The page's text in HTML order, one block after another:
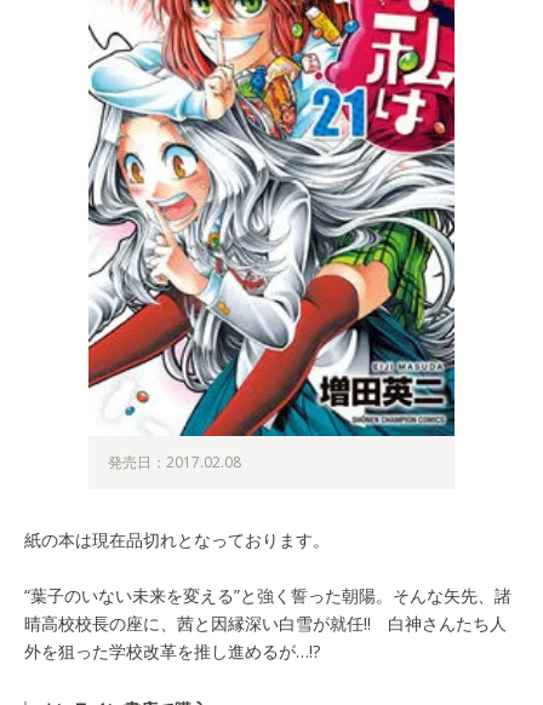
発売日：2017.02.08
紙の本は現在品切れとなっております。
“葉子のいない未来を変える”と強く誓った朝陽。そんな矢先、諸
晴高校校長の座に、茜と因縁深い白雪が就任!! 白神さんたち人
外を狙った学校改革を推し進めるが…!?